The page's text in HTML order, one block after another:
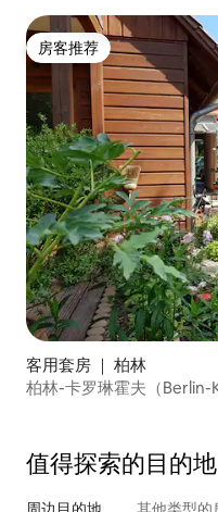
房客推荐
房客推荐
客用套房 ｜ 柏林
柏林-卡罗琳霍夫（
值得探索的目的地